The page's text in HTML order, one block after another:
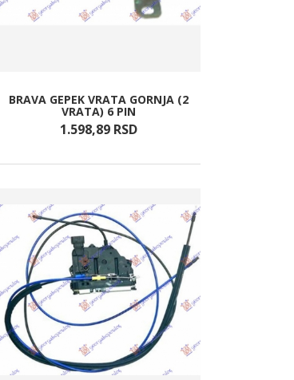
BRAVA GEPEK VRATA GORNJA (2
VRATA) 6 PIN
1.598,89 RSD